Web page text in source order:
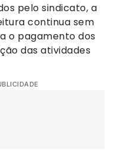
pelo sindicato, a
continua sem
o pagamento dos
das atividades